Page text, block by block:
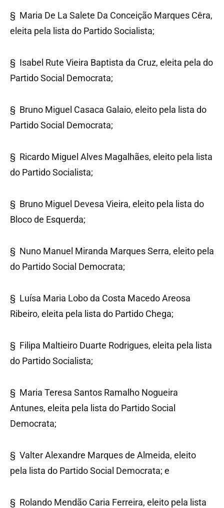
§ Maria De La Salete Da Conceição Marques Cêra,
eleita pela lista do Partido Socialista;
§ Isabel Rute Vieira Baptista da Cruz, eleita pela do
Partido Social Democrata;
§ Bruno Miguel Casaca Galaio, eleito pela lista do
Partido Social Democrata;
§ Ricardo Miguel Alves Magalhães, eleito pela lista
do Partido Socialista;
§ Bruno Miguel Devesa Vieira, eleito pela lista do
Bloco de Esquerda;
§ Nuno Manuel Miranda Marques Serra, eleito pela
do Partido Social Democrata;
§ Luísa Maria Lobo da Costa Macedo Areosa
Ribeiro, eleita pela lista do Partido Chega;
§ Filipa Maltieiro Duarte Rodrigues, eleita pela lista
do Partido Socialista;
§ Maria Teresa Santos Ramalho Nogueira
Antunes, eleita pela lista do Partido Social
Democrata;
§ Valter Alexandre Marques de Almeida, eleito
pela lista do Partido Social Democrata; e
§ Rolando Mendão Caria Ferreira, eleito pela lista